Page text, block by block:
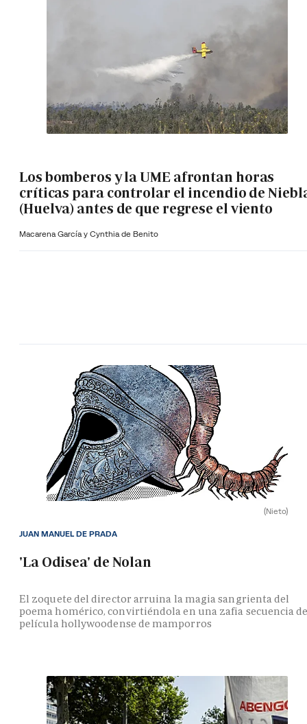
Los bomberos y la UME afrontan horas
críticas para controlar el incendio de
(Huelva) antes de que regrese el viento
Macarena García y Cynthia de Benito
(Nieto)
'La Odisea' de Nolan
El zoquete del director arruina la magia sangrienta del
poema homérico, convirtiéndola en una zafia secuencia
película hollywoodense de mamporros
JUAN MANUEL DE PRADA